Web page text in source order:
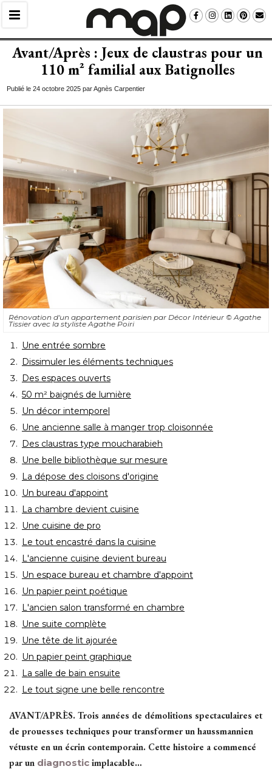
Avant/Après : Jeux de claustras pour un
110 m² familial aux Batignolles
Publié le 24 octobre 2025 par Agnès Carpentier
Rénovation d'un appartement parisien par Décor Intérieur © Agathe
Tissier avec la styliste Agathe Poiri
Une entrée sombre
Dissimuler les éléments techniques
Des espaces ouverts
50 m² baignés de lumière
Un décor intemporel
Une ancienne salle à manger trop cloisonnée
Des claustras type moucharabieh
Une belle bibliothèque sur mesure
La dépose des cloisons d'origine
Un bureau d'appoint
La chambre devient cuisine
Une cuisine de pro
Le tout encastré dans la cuisine
L'ancienne cuisine devient bureau
Un espace bureau et chambre d'appoint
Un papier peint poétique
L'ancien salon transformé en chambre
Une suite complète
Une tête de lit ajourée
Un papier peint graphique
La salle de bain ensuite
Le tout signe une belle rencontre
AVANT/APRÈS. Trois années de démolitions spectaculaires et
de prouesses techniques pour transformer un haussmannien
vétuste en un écrin contemporain. Cette histoire a commencé
par un diagnostic implacable…